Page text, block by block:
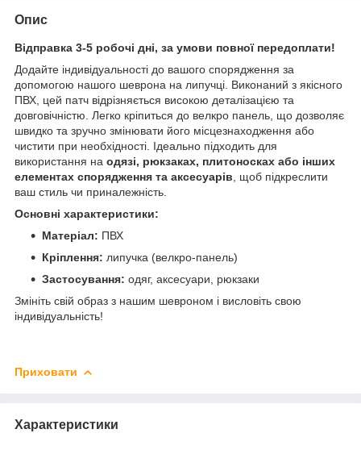
Опис
Відправка 3-5 робочі дні, за умови повної передоплати!
Додайте індивідуальності до вашого спорядження за
допомогою нашого шеврона на липучці. Виконаний з якісного
ПВХ, цей патч відрізняється високою деталізацією та
довговічністю. Легко кріпиться до велкро панель, що дозволяє
швидко та зручно змінювати його місцезнаходження або
чистити при необхідності. Ідеально підходить для
використання на одязі, рюкзаках, плитоносках або інших
елементах спорядження та аксесуарів , щоб підкреслити
ваш стиль чи приналежність.
Основні характеристики:
Матеріал: ПВХ
Кріплення: липучка (велкро-панель)
Застосування: одяг, аксесуари, рюкзаки
Змініть свій образ з нашим шевроном і висловіть свою
індивідуальність!
Приховати
Характеристики